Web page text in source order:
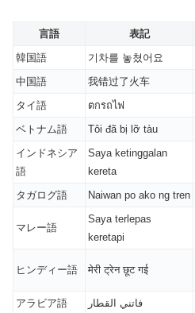
言語 表記
韓国語
기차를 놓쳤어요
中国語
我错过了火车
タイ語
ตกรถไฟ
ベトナム語
Tôi đã bị lỡ tàu
インドネシア
語
Saya ketinggalan
kereta
タガログ語 Naiwan po ako ng tren
マレー語
Saya terlepas
keretapi
ヒンディー語 मेरी ट्रेन छूट गई
アラビア語
فاتني القطار